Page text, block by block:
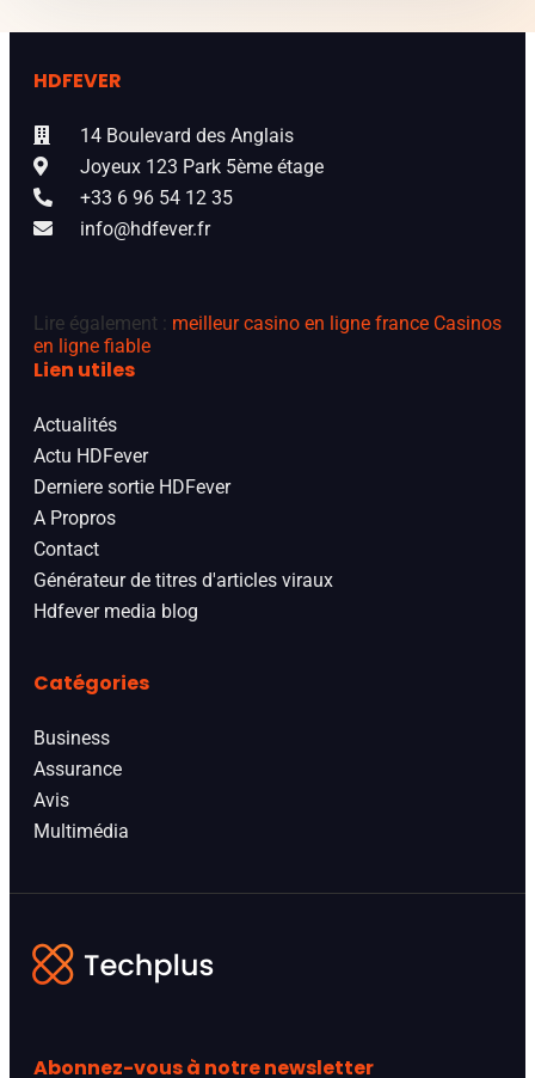
HDFEVER
14 Boulevard des Anglais
Joyeux 123 Park 5ème étage
+33 6 96 54 12 35
info@hdfever.fr
Lire également : meilleur casino en ligne france Casinos
en ligne fiable
Lien utiles
Actualités
Actu HDFever
Derniere sortie HDFever
A Propros
Contact
Générateur de titres d'articles viraux
Hdfever media blog
Catégories
Business
Assurance
Avis
Multimédia
Abonnez-vous à notre newsletter